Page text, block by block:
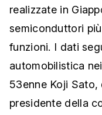
realizzate in
semiconduttori
funzioni. I dati
automobilistica
53enne Koji
presidente della